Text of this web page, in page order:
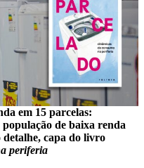
em 15 parcelas:
de baixa renda
capa do livro
periferia